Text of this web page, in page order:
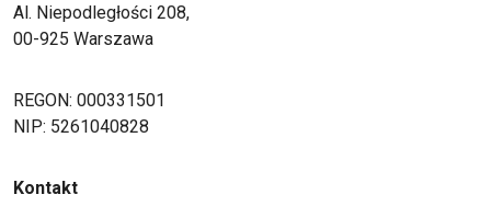
Al. Niepodległości 208,
00-925 Warszawa
REGON: 000331501
NIP: 5261040828
Kontakt